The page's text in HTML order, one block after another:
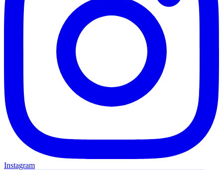
Instagram